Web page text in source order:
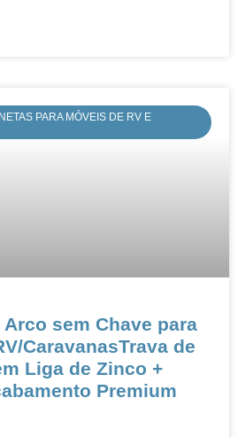
PARA MÓVEIS DE RV E
sem Chave para
Caravanas​​​​Trava de
Liga de Zinco +
Premium​​